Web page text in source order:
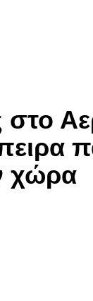
στο
χώρα